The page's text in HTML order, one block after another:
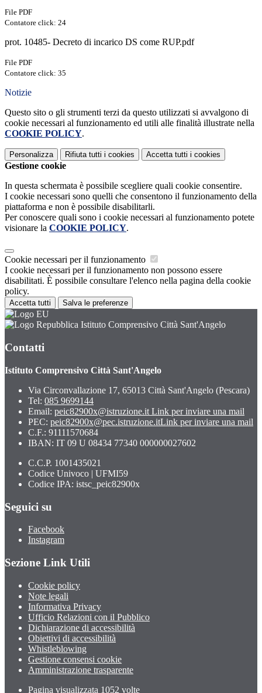
File PDF
Contatore click: 24
prot. 10485- Decreto di incarico DS come RUP.pdf
File PDF
Contatore click: 35
Notizie
Questo sito o gli strumenti terzi da questo utilizzati si avvalgono di
cookie necessari al funzionamento ed utili alle finalità illustrate nella
COOKIE POLICY.
Personalizza Rifiuta tutti i cookies Accetta tutti i cookies
Gestione cookie
In questa schermata è possibile scegliere quali cookie consentire.
I cookie necessari sono quelli che consentono il funzionamento della
piattaforma e non è possibile disabilitarli.
Per conoscere quali sono i cookie necessari al funzionamento potete
visionare la COOKIE POLICY.
Cookie necessari per il funzionamento
I cookie necessari per il funzionamento non possono essere
disabilitati. È possibile consultare l'elenco nella pagina della cookie
policy.
Accetta tutti Salva le preferenze
Istituto Comprensivo Città Sant'Angelo
Contatti
Istituto Comprensivo Città Sant'Angelo
Via Circonvallazione 17, 65013 Città Sant'Angelo (Pescara)
Tel: 085 9699144
Email: peic82900x@istruzione.it Link per inviare una mail
PEC: peic82900x@pec.istruzione.itLink per inviare una mail
C.F.: 91111570684
IBAN: IT 09 U 08434 77340 000000027602
C.C.P. 1001435021
Codice Univoco | UFMI59
Codice IPA: istsc_peic82900x
Seguici su
Facebook
Instagram
Sezione Link Utili
Cookie policy
Note legali
Informativa Privacy
Ufficio Relazioni con il Pubblico
Dichiarazione di accessibilità
Obiettivi di accessibilità
Whistleblowing
Gestione consensi cookie
Amministrazione trasparente
Pagina visualizzata 1052 volte